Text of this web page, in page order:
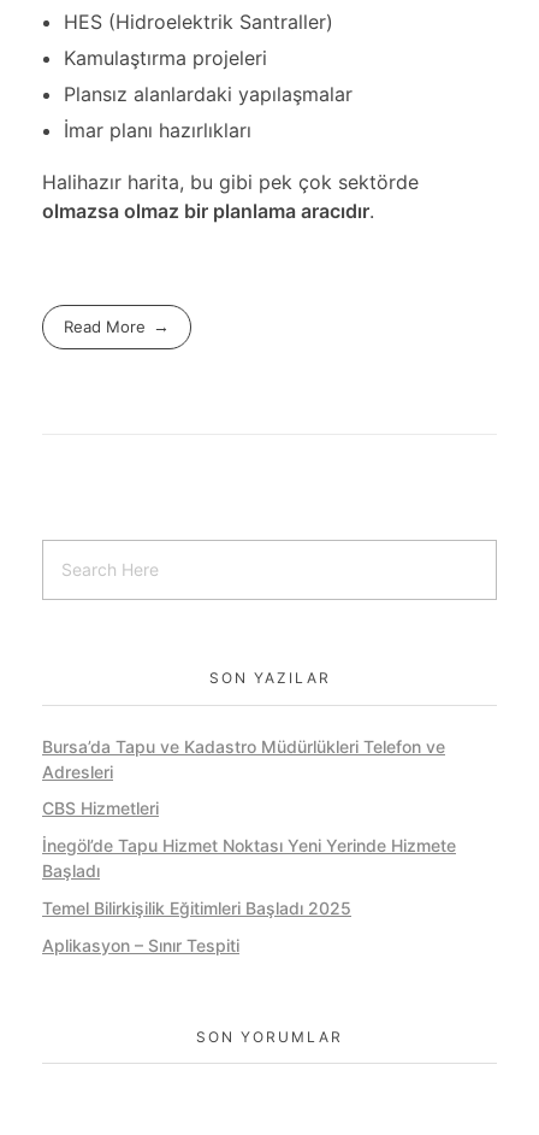
HES (Hidroelektrik Santraller)
Kamulaştırma projeleri
Plansız alanlardaki yapılaşmalar
İmar planı hazırlıkları
Halihazır harita, bu gibi pek çok sektörde
olmazsa olmaz bir planlama aracıdır.
Read More
SON YAZILAR
Bursa’da Tapu ve Kadastro Müdürlükleri Telefon ve
Adresleri
CBS Hizmetleri
İnegöl’de Tapu Hizmet Noktası Yeni Yerinde Hizmete
Başladı
Temel Bilirkişilik Eğitimleri Başladı 2025
Aplikasyon – Sınır Tespiti
SON YORUMLAR